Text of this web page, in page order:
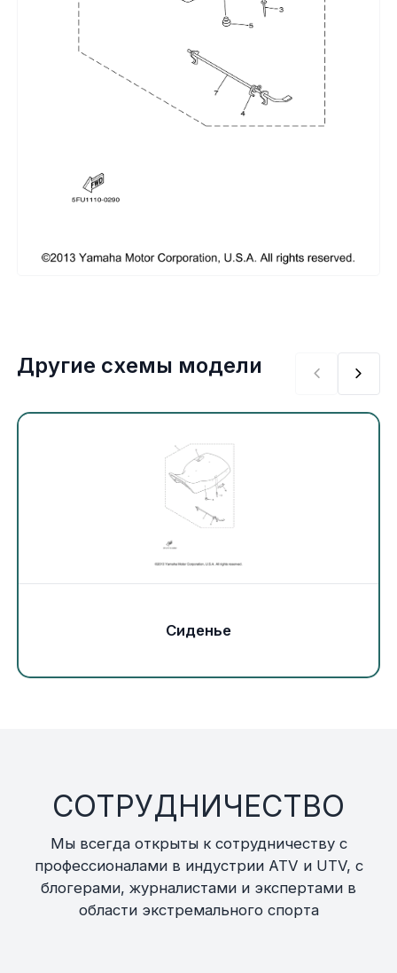
Топливная система
Тормозная система
Управление
Хранение и перевозка
Электрика
Другое
Движители (гребные винты)
Другие схемы модели
Сиденье
СОТРУДНИЧЕСТВО
Мы всегда открыты к сотрудничеству с
профессионалами в индустрии ATV и UTV, с
блогерами, журналистами и экспертами в
области экстремального спорта